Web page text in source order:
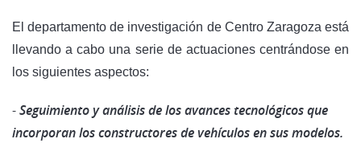
El departamento de investigación de Centro Zaragoza está
llevando a cabo una serie de actuaciones centrándose en
los siguientes aspectos:
-Seguimiento y análisis de los avances tecnológicos que
incorporan los constructores de vehículos en sus modelos.